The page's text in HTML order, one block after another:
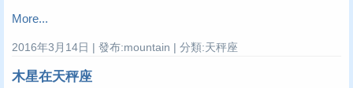
More...
2016年3月14日 | 發布:mountain | 分類:天秤座
木星在天秤座